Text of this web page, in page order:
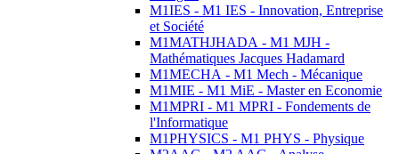
M1IES - M1 IES - Innovation, Entreprise
et Société
M1MATHJHADA - M1 MJH -
Mathématiques Jacques Hadamard
M1MECHA - M1 Mech - Mécanique
M1MIE - M1 MiE - Master en Economie
M1MPRI - M1 MPRI - Fondements de
l'Informatique
M1PHYSICS - M1 PHYS - Physique